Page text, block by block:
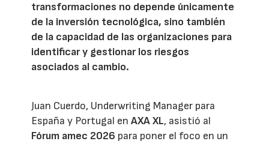
transformaciones no depende únicamente
de la inversión tecnológica, sino también
de la capacidad de las organizaciones para
identificar y gestionar los riesgos
asociados al cambio.
Juan Cuerdo, Underwriting Manager para
España y Portugal enAXA XL, asistió al
Fórum amec 2026 para poner el foco en un